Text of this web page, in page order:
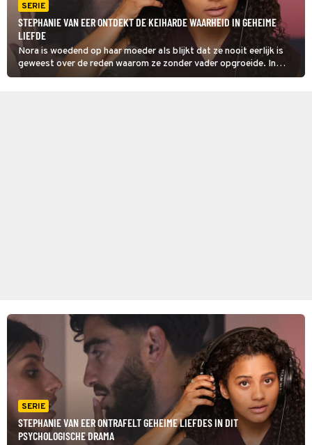
SERIE
STEPHANIE VAN EER ONTDEKT DE KEIHARDE WAARHEID IN GEHEIME
LIEFDE
Nora is woedend op haar moeder als blijkt dat ze nooit eerlijk is
geweest over de reden waarom ze zonder vader opgroeide. In
Geheime Liefde praat ze in haar podcast met Ab die alleen online
SERIE
STEPHANIE VAN EER ONTRAFELT GEHEIME LIEFDES IN DIT
PSYCHOLOGISCHE DRAMA